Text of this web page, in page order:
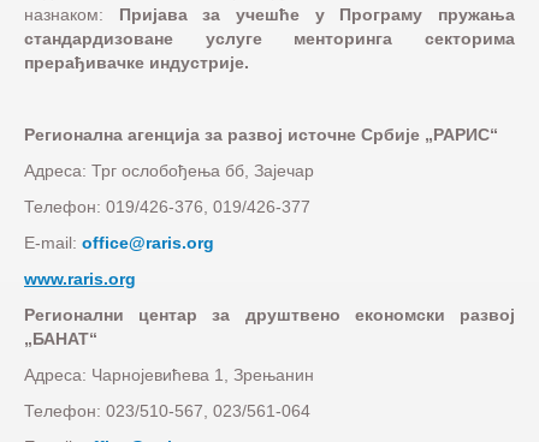
назнаком: Пријава за учешће у Програму пружања
стандардизоване услуге менторинга секторима
прерађивачке индустрије.
Регионална агенција за развој источне Србије „РАРИС“
Адреса: Трг ослобођења бб, Зајечар
Телефон: 019/426-376, 019/426-377
E-mail: office@raris.org
www.raris.org
Регионални центар за друштвено економски развој
„БАНАТ“
Адреса: Чарнојевићева 1, Зрењанин
Телефон: 023/510-567, 023/561-064